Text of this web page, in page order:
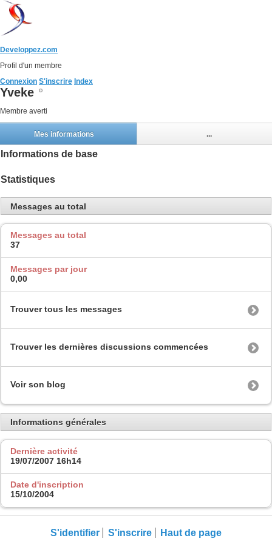
Developpez.com
Profil d'un membre
Connexion S'inscrire Index
Yveke
Membre averti
Mes informations ...
Informations de base
Statistiques
Messages au total
Messages au total
37
Messages par jour
0,00
Trouver tous les messages
Trouver les dernières discussions commencées
Voir son blog
Informations générales
Dernière activité
19/07/2007 16h14
Date d'inscription
15/10/2004
S'identifier S'inscrire Haut de page